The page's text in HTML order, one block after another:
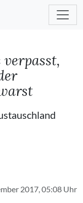
2017, 05:08 Uhr